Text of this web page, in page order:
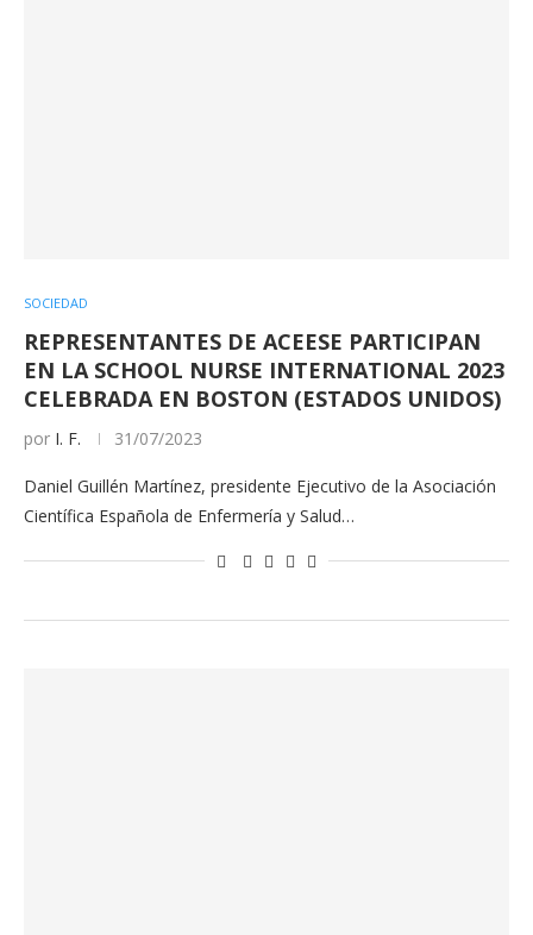
SOCIEDAD
REPRESENTANTES DE ACEESE PARTICIPAN
EN LA SCHOOL NURSE INTERNATIONAL 2023
CELEBRADA EN BOSTON (ESTADOS UNIDOS)
por I. F. 31/07/2023
Daniel Guillén Martínez, presidente Ejecutivo de la Asociación
Científica Española de Enfermería y Salud…